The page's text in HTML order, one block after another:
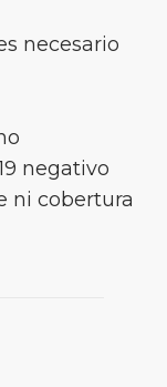
necesario
negativo
ni cobertura